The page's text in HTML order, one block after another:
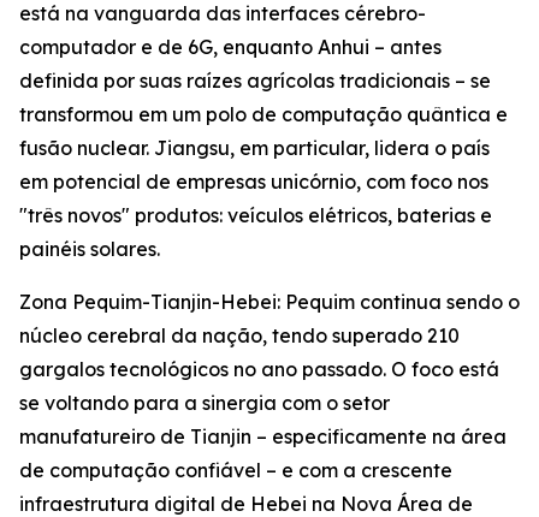
está na vanguarda das interfaces cérebro-
computador e de 6G, enquanto Anhui – antes
definida por suas raízes agrícolas tradicionais – se
transformou em um polo de computação quântica e
fusão nuclear. Jiangsu, em particular, lidera o país
em potencial de empresas unicórnio, com foco nos
"três novos" produtos: veículos elétricos, baterias e
painéis solares.
Zona Pequim-Tianjin-Hebei: Pequim continua sendo o
núcleo cerebral da nação, tendo superado 210
gargalos tecnológicos no ano passado. O foco está
se voltando para a sinergia com o setor
manufatureiro de Tianjin – especificamente na área
de computação confiável – e com a crescente
infraestrutura digital de Hebei na Nova Área de